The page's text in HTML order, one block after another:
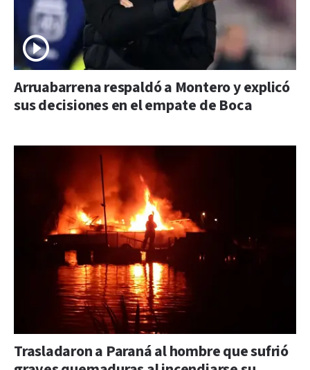
Arruabarrena respaldó a Montero y explicó
sus decisiones en el empate de Boca
Trasladaron a Paraná al hombre que sufrió